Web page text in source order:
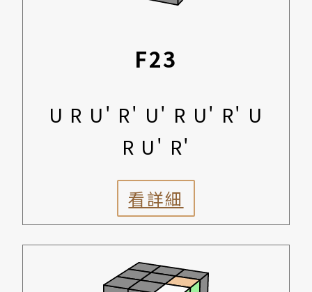
F23
U R U' R' U' R U' R' U
R U' R'
看詳細